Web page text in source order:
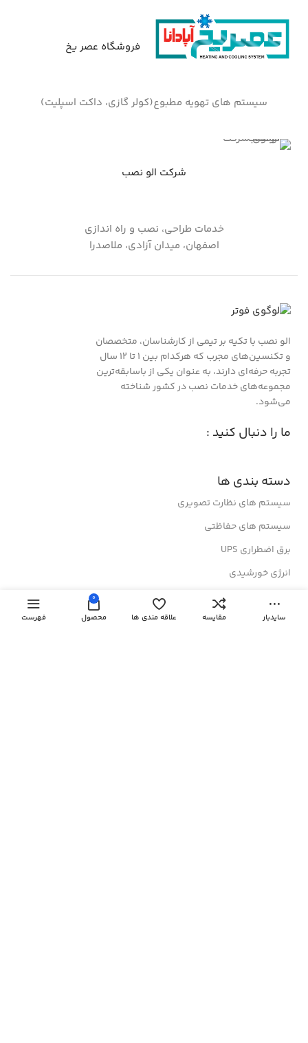
فروشگاه عصر یخ
سیستم های تهویه مطبوع(کولر گازی، داکت اسپلیت)
شرکت الو نصب
خدمات طراحی، نصب و راه اندازی
اصفهان، میدان آزادی، ملاصدرا
الو نصب با تکیه بر تیمی از کارشناسان، متخصصان
و تکنسین‌های مجرب که هرکدام بین ۱ تا ۱۲ سال
تجربه حرفه‌ای دارند، به عنوان یکی از باسابقه‌ترین
مجموعه‌های خدمات نصب در کشور شناخته
می‌شود.
ما را دنبال کنید :
دسته بندی ها
سیستم های نظارت تصویری
سیستم های حفاظتی
برق اضطراری UPS
انرژی خورشیدی
رک های ایستاده
سایدبار مقایسه علاقه مندی ها
0
محصول فهرست